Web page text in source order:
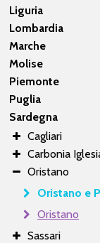
Liguria
Lombardia
Marche
Molise
Piemonte
Puglia
Sardegna
Cagliari
Carbonia
Oristano
Oristano e
Oristano
Sassari